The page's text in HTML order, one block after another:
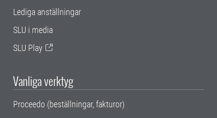
Lediga anställningar
SLU i media
SLU Play
Vanliga verktyg
Proceedo (beställningar, fakturor)